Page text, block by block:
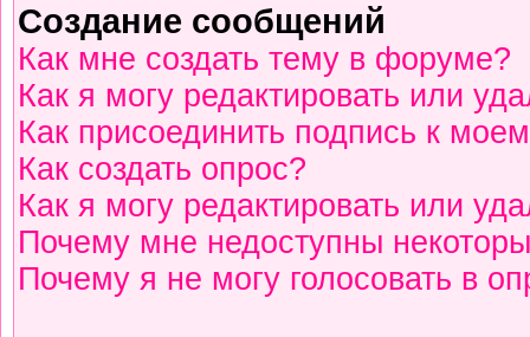
Создание сообщений
Как мне создать тему в форуме?
Как я могу редактировать или
Как присоединить подпись к
Как создать опрос?
Как я могу редактировать или
Почему мне недоступны
Почему я не могу голосовать в